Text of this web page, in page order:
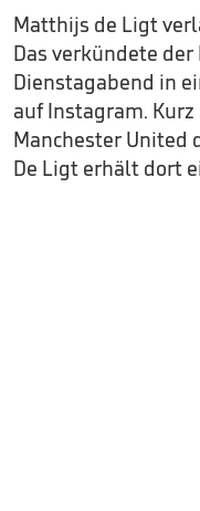
Matthijs de Ligt
Das verkündete
Dienstagabend in
auf Instagram.
Manchester United
De Ligt erhält dort